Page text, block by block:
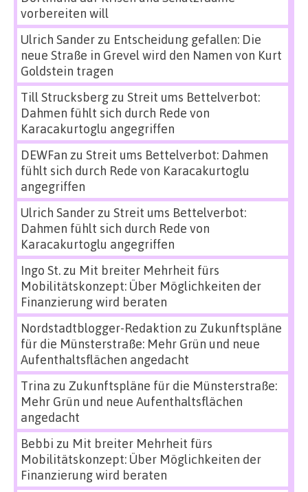
vorbereiten will
Ulrich Sanderzu Entscheidung gefallen: Die
neue Straße in Grevel wird den Namen von Kurt
Goldstein tragen
Till Strucksbergzu Streit ums Bettelverbot:
Dahmen fühlt sich durch Rede von
Karacakurtoglu angegriffen
DEWFan zu Streit ums Bettelverbot: Dahmen
fühlt sich durch Rede von Karacakurtoglu
angegriffen
Ulrich Sanderzu Streit ums Bettelverbot:
Dahmen fühlt sich durch Rede von
Karacakurtoglu angegriffen
Ingo St.zu Mit breiter Mehrheit fürs
Mobilitätskonzept: Über Möglichkeiten der
Finanzierung wird beraten
Nordstadtblogger-Redaktion zu Zukunftspläne
für die Münsterstraße: Mehr Grün und neue
Aufenthaltsflächen angedacht
Trina zu Zukunftspläne für die Münsterstraße:
Mehr Grün und neue Aufenthaltsflächen
angedacht
Bebbi zu Mit breiter Mehrheit fürs
Mobilitätskonzept: Über Möglichkeiten der
Finanzierung wird beraten